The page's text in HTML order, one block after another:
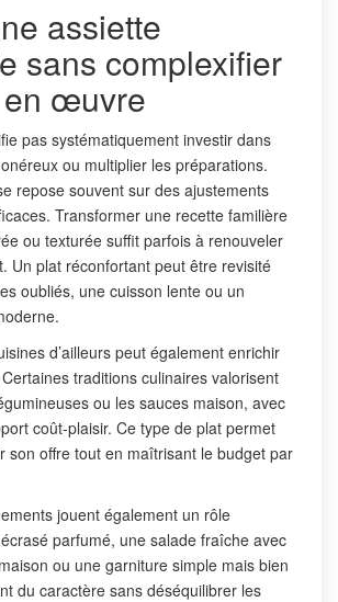
assiette
sans complexifier
œuvre
pas systématiquement investir dans
ou multiplier les préparations.
repose souvent sur des ajustements
Transformer une recette familière
ou texturée suffit parfois à renouveler
Un plat réconfortant peut être revisité
oubliés, une cuisson lente ou un
d’ailleurs peut également enrichir
traditions culinaires valorisent
ou les sauces maison, avec
coût-plaisir. Ce type de plat permet
son offre tout en maîtrisant le budget par
jouent également un rôle
parfumé, une salade fraîche avec
ou une garniture simple mais bien
du caractère sans déséquilibrer les